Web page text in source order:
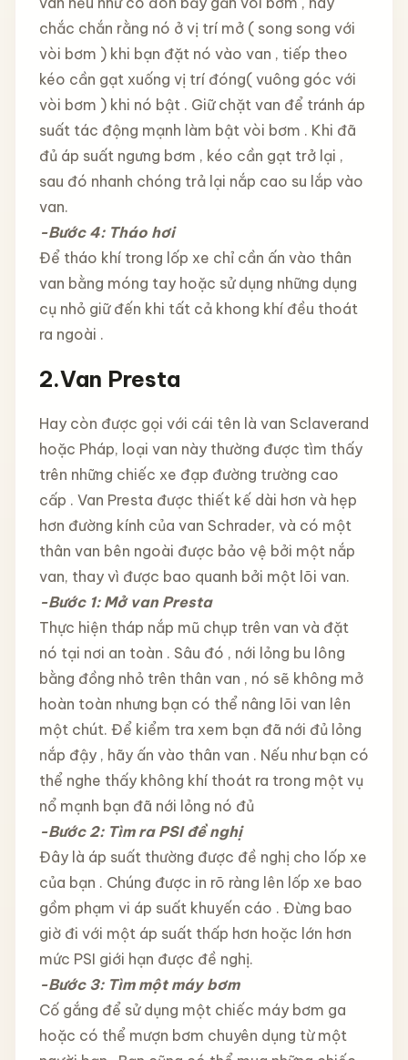
chắc chắn rằng nó ở vị trí mở ( song song với
vòi bơm ) khi bạn đặt nó vào van , tiếp theo
kéo cần gạt xuống vị trí đóng( vuông góc với
vòi bơm ) khi nó bật . Giữ chặt van để tránh áp
suất tác động mạnh làm bật vòi bơm . Khi đã
đủ áp suất ngưng bơm , kéo cần gạt trở lại ,
sau đó nhanh chóng trả lại nắp cao su lắp vào
van.
-Bước 4: Tháo hơi
Để tháo khí trong lốp xe chỉ cần ấn vào thân
van bằng móng tay hoặc sử dụng những dụng
cụ nhỏ giữ đến khi tất cả khong khí đều thoát
ra ngoài .
2.Van Presta
Hay còn được gọi với cái tên là van Sclaverand
hoặc Pháp, loại van này thường được tìm thấy
trên những chiếc xe đạp đường trường cao
cấp . Van Presta được thiết kế dài hơn và hẹp
hơn đường kính của van Schrader, và có một
thân van bên ngoài được bảo vệ bởi một nắp
van, thay vì được bao quanh bởi một lõi van.
-Bước 1: Mở van Presta
Thực hiện tháp nắp mũ chụp trên van và đặt
nó tại nơi an toàn . Sâu đó , nới lỏng bu lông
bằng đồng nhỏ trên thân van , nó sẽ không mở
hoàn toàn nhưng bạn có thể nâng lõi van lên
một chút. Để kiểm tra xem bạn đã nới đủ lỏng
nắp đậy , hãy ấn vào thân van . Nếu như bạn có
thể nghe thấy không khí thoát ra trong một vụ
nổ mạnh bạn đã nới lỏng nó đủ
-Bước 2: Tìm ra PSI đề nghị
Đây là áp suất thường được đề nghị cho lốp xe
của bạn . Chúng được in rõ ràng lên lốp xe bao
gồm phạm vi áp suất khuyến cáo . Đừng bao
giờ đi với một áp suất thấp hơn hoặc lớn hơn
mức PSI giới hạn được đề nghị.
-Bước 3: Tìm một máy bơm
Cố gắng để sử dụng một chiếc máy bơm ga
hoặc có thể mượn bơm chuyên dụng từ một